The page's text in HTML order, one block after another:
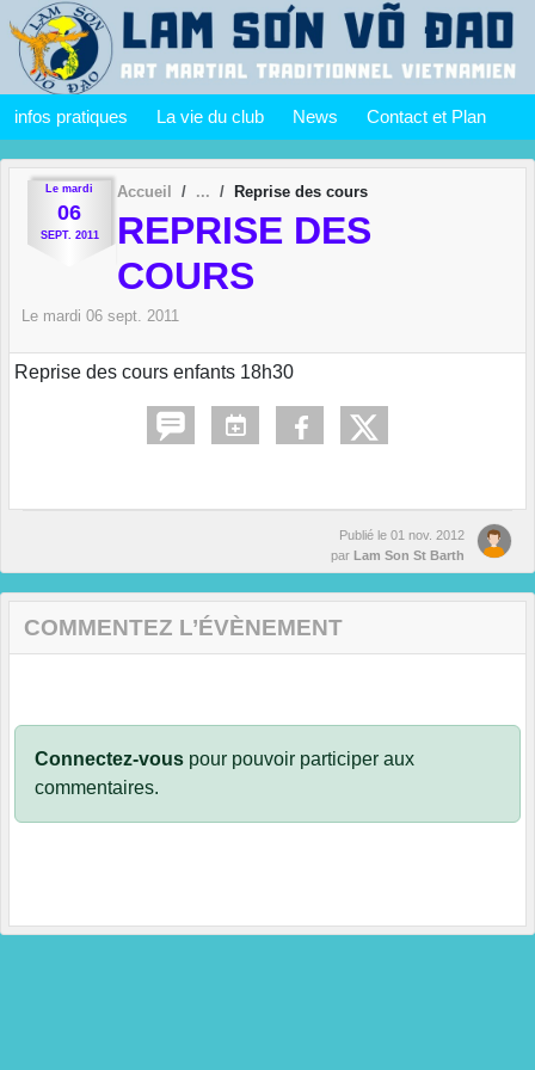
infos pratiques La vie du club News Contact et Plan
Le mardi
06
SEPT. 2011
Accueil Reprise des cours
REPRISE DES
COURS
Le mardi 06 sept. 2011
Reprise des cours enfants 18h30
Publié le 01 nov. 2012
par Lam Son St Barth
COMMENTEZ L’ÉVÈNEMENT
Connectez-vous pour pouvoir participer aux
commentaires.
Panneau de gestion des cookies